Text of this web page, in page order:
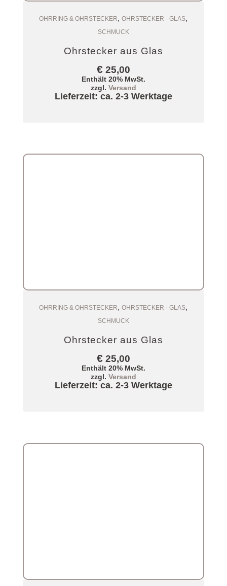
Zum Warenkorb
OHRRING & OHRSTECKER,OHRSTECKER - GLAS,
SCHMUCK
Ohrstecker aus Glas
€25,00
Enthält 20% MwSt.
zzgl. Versand
Lieferzeit: ca. 2-3 Werktage
Zum Warenkorb
OHRRING & OHRSTECKER,OHRSTECKER - GLAS,
SCHMUCK
Ohrstecker aus Glas
€25,00
Enthält 20% MwSt.
zzgl. Versand
Lieferzeit: ca. 2-3 Werktage